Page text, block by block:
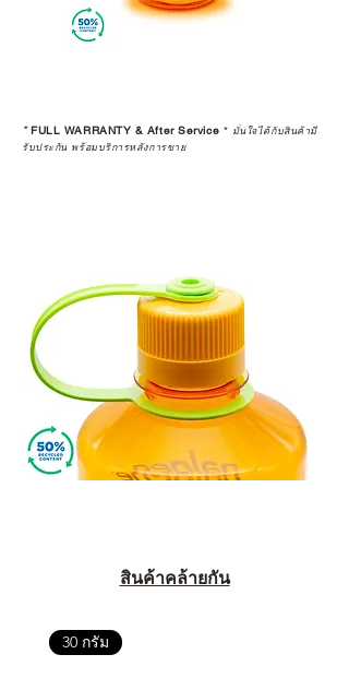
*FULL WARRANTY & After Service * มั่นใจได้กับสินค้ามี
รับประกัน พร้อมบริการหลังการขาย
สินค้าคล้ายกัน
30 กรัม